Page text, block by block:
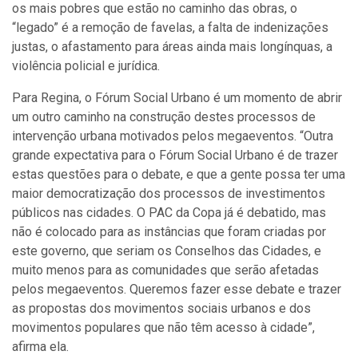
os mais pobres que estão no caminho das obras, o
“legado” é a remoção de favelas, a falta de indenizações
justas, o afastamento para áreas ainda mais longínquas, a
violência policial e jurídica.
Para Regina, o Fórum Social Urbano é um momento de abrir
um outro caminho na construção destes processos de
intervenção urbana motivados pelos megaeventos. “Outra
grande expectativa para o Fórum Social Urbano é de trazer
estas questões para o debate, e que a gente possa ter uma
maior democratização dos processos de investimentos
públicos nas cidades. O PAC da Copa já é debatido, mas
não é colocado para as instâncias que foram criadas por
este governo, que seriam os Conselhos das Cidades, e
muito menos para as comunidades que serão afetadas
pelos megaeventos. Queremos fazer esse debate e trazer
as propostas dos movimentos sociais urbanos e dos
movimentos populares que não têm acesso à cidade”,
afirma ela.